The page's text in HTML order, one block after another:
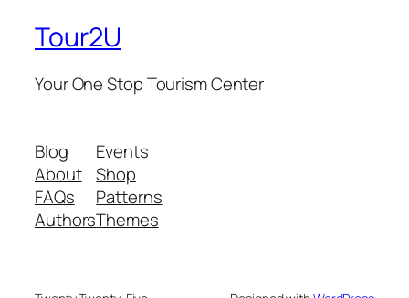
Tour2U
Your One Stop Tourism Center
Blog
About
FAQs
Authors
Events
Shop
Patterns
Themes